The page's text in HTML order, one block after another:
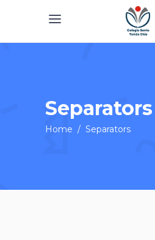
Separators
Home / Separators